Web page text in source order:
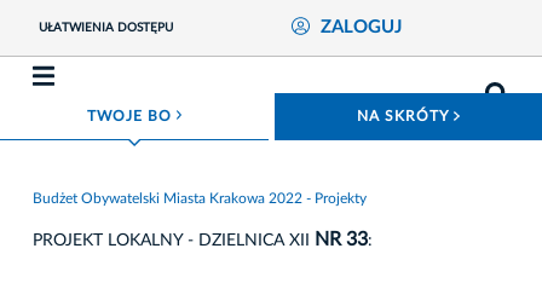
UŁATWIENIA DOSTĘPU ZALOGUJ
TWOJE BO ROZWIŃ MENU NA SKRÓTY
Budżet Obywatelski Miasta Krakowa 2022 - Projekty
PROJEKT LOKALNY - DZIELNICA XII NR 33: